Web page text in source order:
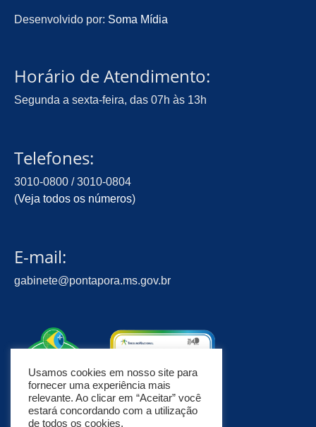
Desenvolvido por: Soma Mídia
Horário de Atendimento:
Segunda a sexta-feira, das 07h às 13h
Telefones:
3010-0800 / 3010-0804
(Veja todos os números)
E-mail:
gabinete@pontapora.ms.gov.br
Usamos cookies em nosso site para
fornecer uma experiência mais
relevante. Ao clicar em “Aceitar” você
estará concordando com a utilização
de todos os cookies.